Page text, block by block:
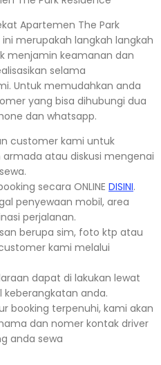
Apartemen The Park
merupakah langkah langkah
menjamin keamanan dan
selama
Untuk memudahkan anda
yang bisa dihubungi dua
dan whatsapp.
customer kami untuk
atau diskusi mengenai
secara ONLINE DISINI.
penyewaan mobil, area
perjalanan.
berupa sim, foto ktp atau
kami melalui
dapat di lakukan lewat
anda.
booking terpenuhi, kami akan
dan nomer kontak driver
anda sewa